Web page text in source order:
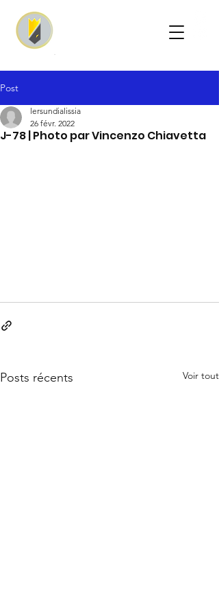
Post
J-78 | Photo par Vincenzo Chiavetta
lersundialissia
26 févr. 2022
Posts récents Voir tout